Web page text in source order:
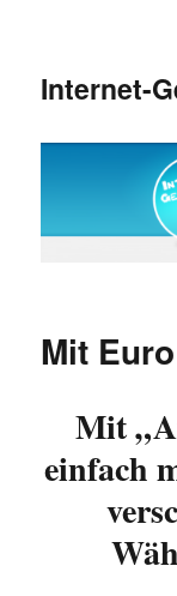
Internet-
Mit
Mit
einfach